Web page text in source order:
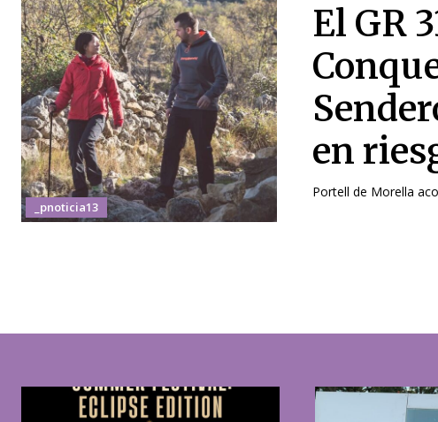
_pnoticia13
El GR
en
Portell de Morella